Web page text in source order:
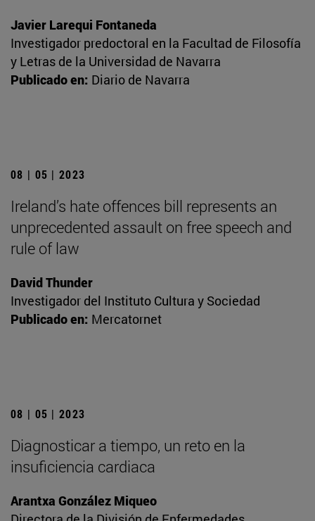
Javier Larequi Fontaneda
Investigador predoctoral en la Facultad de Filosofía
y Letras de la Universidad de Navarra
Publicado en: Diario de Navarra
08 | 05 | 2023
Ireland’s hate offences bill represents an
unprecedented assault on free speech and
rule of law
David Thunder
Investigador del Instituto Cultura y Sociedad
Publicado en: Mercatornet
08 | 05 | 2023
Diagnosticar a tiempo, un reto en la
insuficiencia cardiaca
Arantxa González Miqueo